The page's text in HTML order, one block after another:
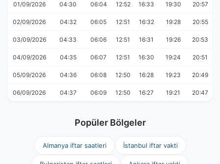
01/09/2026 04:30 06:04 12:52 16:33 19:30 20:57
02/09/2026 04:32 06:05 12:51 16:32 19:28 20:55
03/09/2026 04:33 06:06 12:51 16:31 19:26 20:53
04/09/2026 04:35 06:07 12:51 16:30 19:24 20:51
05/09/2026 04:36 06:08 12:50 16:28 19:23 20:49
06/09/2026 04:37 06:09 12:50 16:27 19:21 20:47
Popüler Bölgeler
Almanya iftar saatleri İstanbul iftar vakti